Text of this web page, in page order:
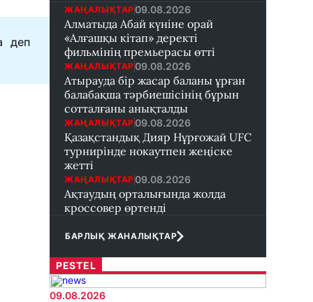
деп
ЖАҢАЛЫҚТАР 09.08.2026
Алматыда Абай күніне орай
«Алғашқы кітап» деректі
фильмінің премьерасы өтті
ЖАҢАЛЫҚТАР 09.08.2026
Атырауда бір жасар баланы ұрған
балабақша тәрбиешісінің бұрын
сотталғаны анықталды
ЖАҢАЛЫҚТАР 09.08.2026
Қазақстандық Дияр Нұрғожай UFC
турнирінде нокаутпен жеңіске
жетті
ЖАҢАЛЫҚТАР 09.08.2026
Ақтаудың орталығында жолда
кроссовер өртенді
БАРЛЫҚ ЖАНАЛЫҚТАР
PESTEL
09.08.2026